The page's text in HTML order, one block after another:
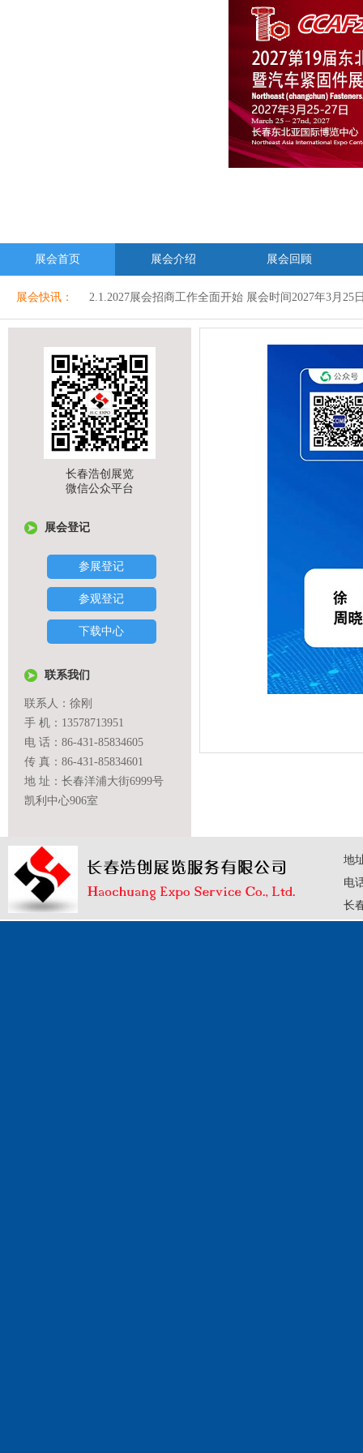
展会首页 展会介绍 展会回顾
展会快讯：
长春浩创展览
微信公众平台
展会登记
参展登记
参观登记
下载中心
联系我们
联系人：徐刚
手 机：13578713951
电 话：86-431-85834605
传 真：86-431-85834601
地 址：长春洋浦大街6999号
凯利中心906室
地
电
长